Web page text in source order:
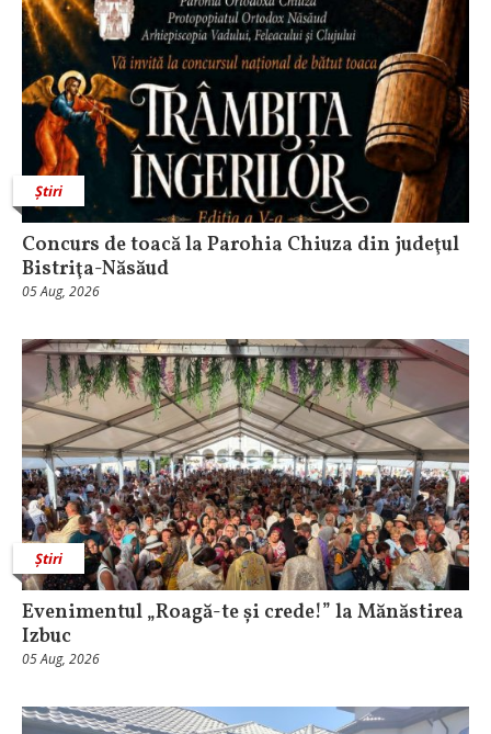
Știri
​Concurs de toacă la Parohia Chiuza din judeţul
Bistriţa-Năsăud
05 Aug, 2026
Știri
Evenimentul „Roagă-te și crede!” la Mănăstirea
Izbuc
05 Aug, 2026